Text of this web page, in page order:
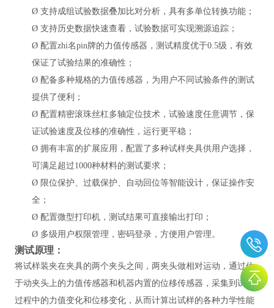
Ø 支持成组试验数据叠加比对分析，具有多单位转换功能；
Ø 支持历史数据快速查看，试验数据可实现溯源追踪；
Ø 配置zhi名pin牌的力值传感器，测试精度优于0.5级，有效
保证了试验结果的准确性；
Ø 配备多种规格的力值传感器，为用户不同试验条件的测试
提供了便利；
Ø 配置精密滚珠丝杠多轴定位技术，试验速度任意调节，保
证试验速度及位移的准确性，运行更平稳；
Ø 拥有丰富的扩展应用，配置了多种试样夹具供用户选择，
可满足超过1000种材料的测试要求；
Ø 限位保护、过载保护、自动回位等智能设计，保证操作安
全；
Ø 配置微型打印机，测试结果可直接输出打印；
Ø 多级用户权限管理，密码登录，方便用户管理。
测试原理：
将试样装夹在夹具的两个夹头之间，两夹头做相对运动，通过位
于动夹头上的力值传感器和机器内置的位移传感器，采集到试验
过程中的力值变化和位移变化，从而计算出试样的各种力学性能